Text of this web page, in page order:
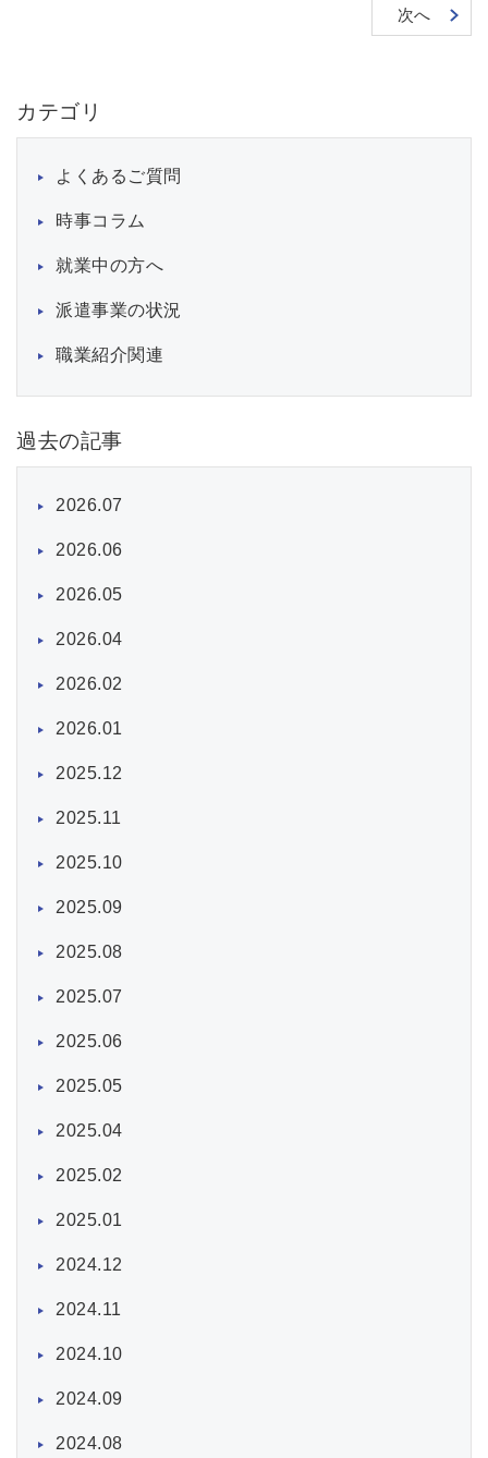
次へ
カテゴリ
よくあるご質問
時事コラム
就業中の方へ
派遣事業の状況
職業紹介関連
過去の記事
2026.07
2026.06
2026.05
2026.04
2026.02
2026.01
2025.12
2025.11
2025.10
2025.09
2025.08
2025.07
2025.06
2025.05
2025.04
2025.02
2025.01
2024.12
2024.11
2024.10
2024.09
2024.08